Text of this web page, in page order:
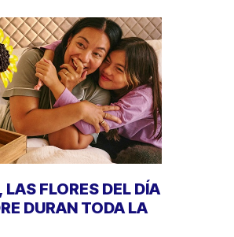
LAS FLORES DEL DÍA
DURAN TODA LA